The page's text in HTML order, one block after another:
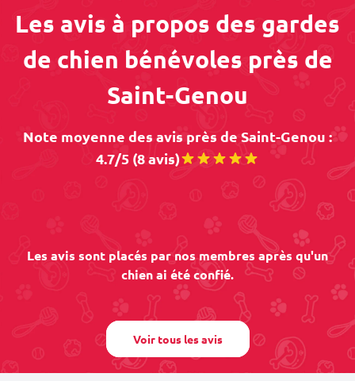
Les avis à propos des gardes
de chien bénévoles près de
Saint-Genou
Note moyenne des avis près de Saint-Genou :
4.7/5 (8 avis)
Les avis sont placés par nos membres après qu'un
chien ai été confié.
Voir tous les avis